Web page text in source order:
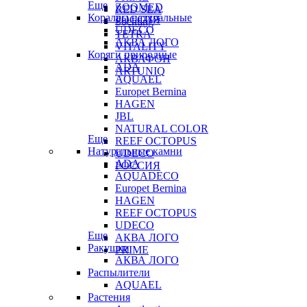
RED SEA
Sochting
TETRA
VITALITY
АКВАФОН
ARTUNIQ
ZOOMED
РОССИЯ
Еще
Кораллы натуральные
UDECO
АКВА ЛОГО
Коряги природные
ADA
AQUAEL
Europet Bernina
HAGEN
JBL
NATURAL COLOR
REEF OCTOPUS
UDECO
РОССИЯ
Еще
Натуральные камни
ADA
AQUADECO
Europet Bernina
HAGEN
REEF OCTOPUS
UDECO
АКВА ЛОГО
PRIME
Еще
Ракушки
АКВА ЛОГО
Распылители
AQUAEL
Растения